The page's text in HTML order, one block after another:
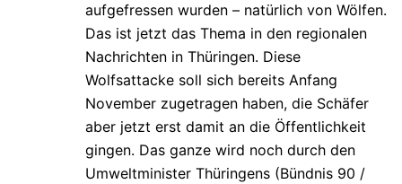
aufgefressen wurden – natürlich von Wölfen.
Das ist jetzt das Thema in den regionalen
Nachrichten in Thüringen. Diese
Wolfsattacke soll sich bereits Anfang
November zugetragen haben, die Schäfer
aber jetzt erst damit an die Öffentlichkeit
gingen. Das ganze wird noch durch den
Umweltminister Thüringens (Bündnis 90 /